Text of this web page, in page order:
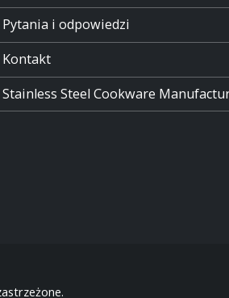
Pytania i odpowiedzi
Kontakt
Stainless Steel Cookware